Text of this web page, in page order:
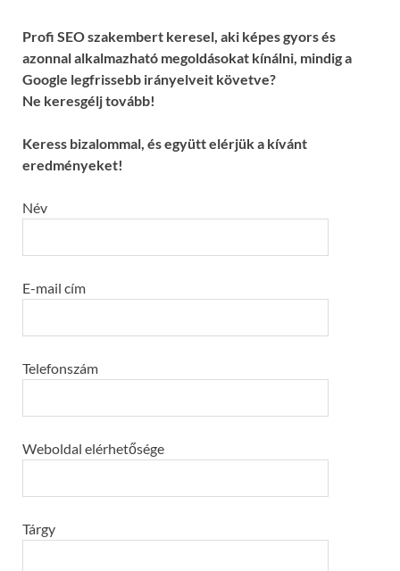
Profi SEO szakembert keresel, aki képes gyors és
azonnal alkalmazható megoldásokat kínálni, mindig a
Google legfrissebb irányelveit követve?
Ne keresgélj tovább!
Keress bizalommal, és együtt elérjük a kívánt
eredményeket!
Név
E-mail cím
Telefonszám
Weboldal elérhetősége
Tárgy